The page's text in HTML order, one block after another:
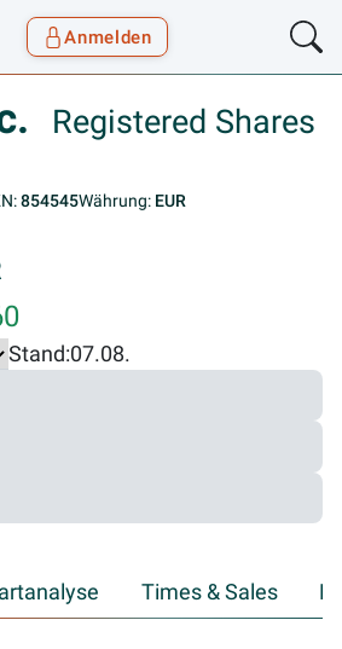
Anmelden
Registered Shares
854545Währung: EUR
Stand:07.08.
Times & Sales